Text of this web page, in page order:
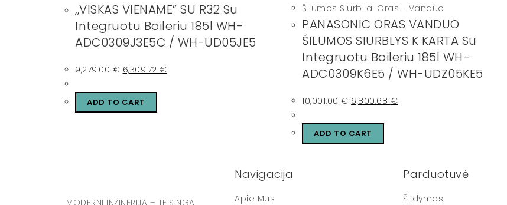
,,VISKAS VIENAME” SU R32 Su
Integruotu Boileriu 185l WH-
ADC0309J3E5C / WH-UD05JE5
9,279.00€ 6,309.72 €
ADD TO CART
Šilumos Siurbliai Oras - Vanduo
PANASONIC ORAS VANDUO
ŠILUMOS SIURBLYS K KARTA Su
Integruotu Boileriu 185l WH-
ADC0309K6E5 / WH-UDZ05KE5
10,001.00€ 6,800.68 €
ADD TO CART
MODERNI INŽINERIJA – TEISINGA
Navigacija
Apie Mus
Parduotuvė
Šildymas